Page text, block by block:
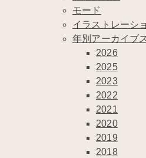
モード
イラストレーシ
年別アーカイブ
2026
2025
2023
2022
2021
2020
2019
2018